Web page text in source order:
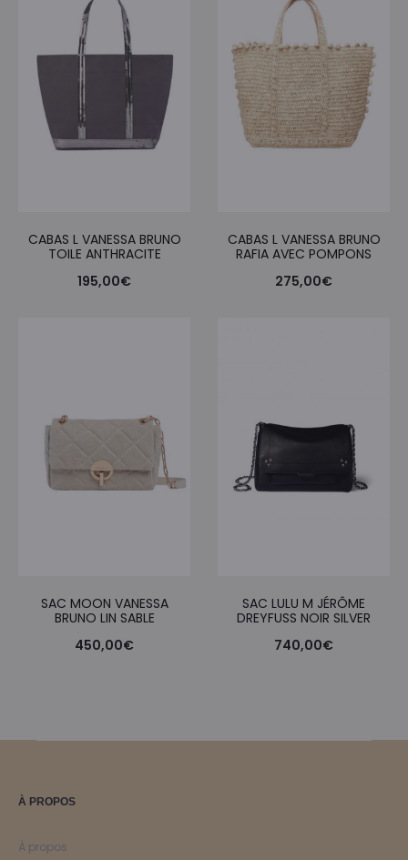
CABAS L VANESSA BRUNO
TOILE ANTHRACITE
195,00€
CABAS L VANESSA BRUNO
RAFIA AVEC POMPONS
275,00€
SAC MOON VANESSA
BRUNO LIN SABLE
450,00€
SAC LULU M JÉRÔME
DREYFUSS NOIR SILVER
740,00€
À PROPOS
À propos